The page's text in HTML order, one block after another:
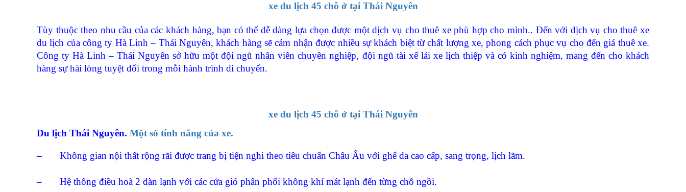
xe du lịch 45 chô ở tại Thái Nguyên
Tùy thuộc theo nhu cầu của các khách hàng, bạn có thể dễ dàng lựa chọn được một dịch vụ cho thuê xe phù hợp cho mình.. Đến với dịch vụ cho thuê xe
du lịch của công ty Hà Linh – Thái Nguyên, khách hàng sẽ cảm nhận được nhiều sự khách biệt từ chất lượng xe, phong cách phục vụ cho đến giá thuê xe.
Công ty Hà Linh – Thái Nguyên sở hữu một đội ngũ nhân viên chuyên nghiệp, đội ngũ tài xế lái xe lịch thiệp và có kinh nghiệm, mang đến cho khách
hàng sự hài lòng tuyệt đối trong mỗi hành trình di chuyển.
xe du lịch 45 chô ở tại Thái Nguyên
Du lịch Thái Nguyên. Một số tính năng của xe.
– Không gian nội thất rộng rãi được trang bị tiện nghi theo tiêu chuẩn Châu Âu với ghế da cao cấp, sang trọng, lịch lãm.
– Hệ thống điều hoà 2 dàn lạnh với các cửa gió phân phối không khí mát lạnh đến từng chỗ ngồi.